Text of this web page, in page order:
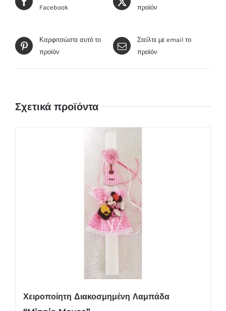
Facebook προϊόν
Καρφιτσώστε αυτό το
προϊόν
Στείλτε με email το
προϊόν
Σχετικά προϊόντα
Χειροποίητη Διακοσμημένη Λαμπάδα